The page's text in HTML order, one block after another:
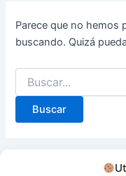
Parece que no hemos
buscando. Quizá